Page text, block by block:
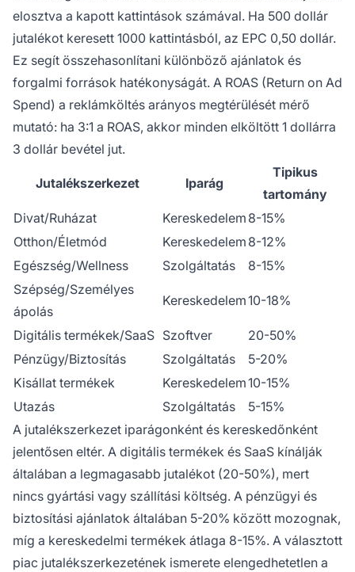
elosztva a kapott kattintások számával. Ha 500 dollár
jutalékot keresett 1000 kattintásból, az EPC 0,50 dollár.
Ez segít összehasonlítani különböző ajánlatok és
forgalmi források hatékonyságát. A ROAS (Return on Ad
Spend) a reklámköltés arányos megtérülését mérő
mutató: ha 3:1 a ROAS, akkor minden elköltött 1 dollárra
3 dollár bevétel jut.
Jutalékszerkezet Iparág
Tipikus
tartomány
Divat/Ruházat
Kereskedelem 8-15%
Otthon/Életmód
Kereskedelem 8-12%
Egészség/Wellness
Szolgáltatás
8-15%
Szépség/Személyes
ápolás
Kereskedelem10-18%
Digitális termékek/SaaS Szoftver
20-50%
Pénzügy/Biztosítás
Szolgáltatás
5-20%
Kisállat termékek
Kereskedelem10-15%
Utazás
Szolgáltatás
5-15%
A jutalékszerkezet iparágonként és kereskedőnként
jelentősen eltér. A digitális termékek és SaaS kínálják
általában a legmagasabb jutalékot (20-50%), mert
nincs gyártási vagy szállítási költség. A pénzügyi és
biztosítási ajánlatok általában 5-20% között mozognak,
míg a kereskedelmi termékek átlaga 8-15%. A választott
piac jutalékszerkezetének ismerete elengedhetetlen a